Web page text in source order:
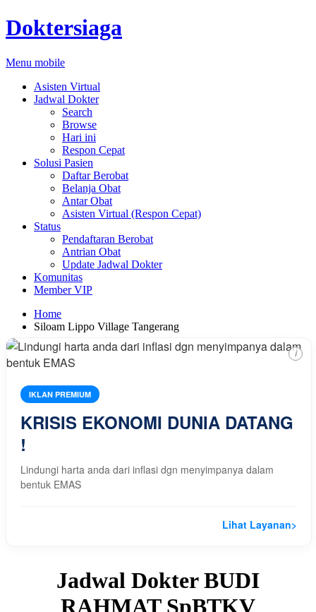
Doktersiaga
Menu mobile
Asisten Virtual
Jadwal Dokter
Search
Browse
Hari ini
Respon Cepat
Solusi Pasien
Daftar Berobat
Belanja Obat
Antar Obat
Asisten Virtual (Respon Cepat)
Status
Pendaftaran Berobat
Antrian Obat
Update Jadwal Dokter
Komunitas
Member VIP
Home
Siloam Lippo Village Tangerang
IKLAN PREMIUM
KRISIS EKONOMI DUNIA DATANG
!
Lindungi harta anda dari inflasi dgn menyimpanya dalam
bentuk EMAS
Lihat Layanan>
i
Jadwal Dokter BUDI
RAHMAT SpBTKV